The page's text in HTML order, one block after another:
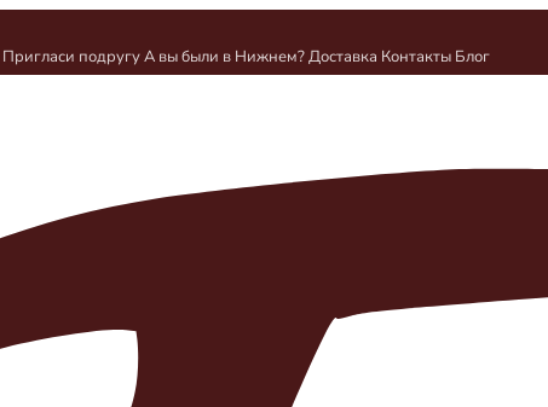
Пригласи подругуА вы были в Нижнем?Доставка Контакты Блог